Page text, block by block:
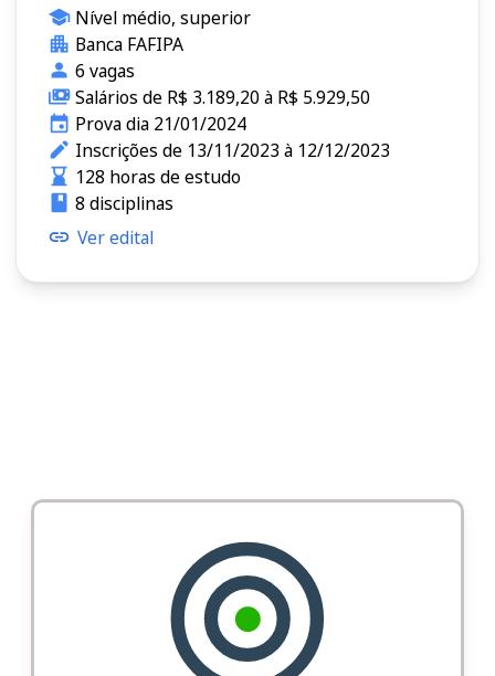
Nível médio, superior
Banca FAFIPA
6 vagas
Salários de R$ 3.189,20 à R$ 5.929,50
Prova dia 21/01/2024
Inscrições de 13/11/2023 à 12/12/2023
128 horas de estudo
8 disciplinas
Ver edital